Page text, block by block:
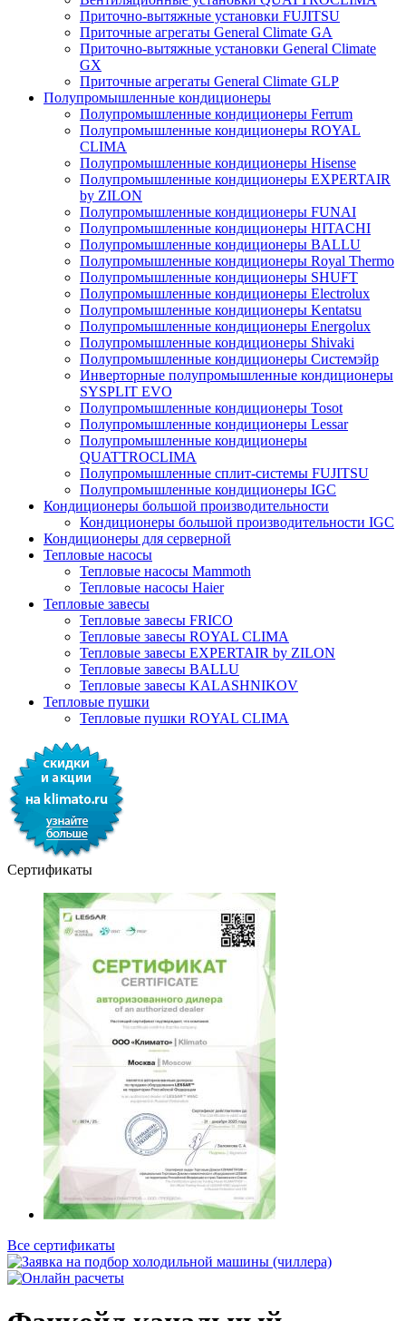
Приточно-вытяжные установки FUJITSU
Приточные агрегаты General Climate GA
Приточно-вытяжные установки General Climate
GX
Приточные агрегаты General Climate GLP
Полупромышленные кондиционеры
Полупромышленные кондиционеры Ferrum
Полупромышленные кондиционеры ROYAL
CLIMA
Полупромышленные кондиционеры Hisense
Полупромышленные кондиционеры EXPERTAIR
by ZILON
Полупромышленные кондиционеры FUNAI
Полупромышленные кондиционеры HITACHI
Полупромышленные кондиционеры BALLU
Полупромышленные кондиционеры Royal Thermo
Полупромышленные кондиционеры SHUFT
Полупромышленные кондиционеры Electrolux
Полупромышленные кондиционеры Kentatsu
Полупромышленные кондиционеры Energolux
Полупромышленные кондиционеры Shivaki
Полупромышленные кондиционеры Системэйр
Инверторные полупромышленные кондиционеры
SYSPLIT EVO
Полупромышленные кондиционеры Tosot
Полупромышленные кондиционеры Lessar
Полупромышленные кондиционеры
QUATTROCLIMA
Полупромышленные сплит-системы FUJITSU
Полупромышленные кондиционеры IGC
Кондиционеры большой производительности
Кондиционеры большой производительности IGC
Кондиционеры для серверной
Тепловые насосы
Тепловые насосы Mammoth
Тепловые насосы Haier
Тепловые завесы
Тепловые завесы FRICO
Тепловые завесы ROYAL CLIMA
Тепловые завесы EXPERTAIR by ZILON
Тепловые завесы BALLU
Тепловые завесы KALASHNIKOV
Тепловые пушки
Тепловые пушки ROYAL CLIMA
Сертификаты
Все сертификаты